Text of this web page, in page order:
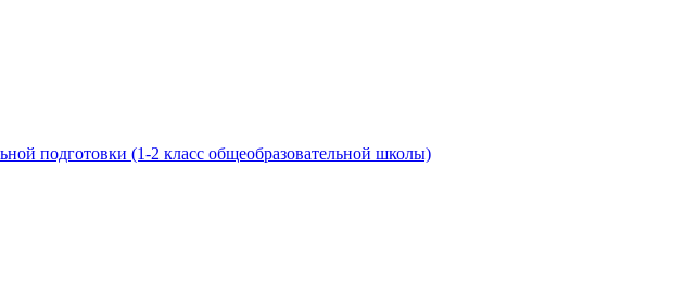
подготовки (1-2 класс общеобразовательной школы)